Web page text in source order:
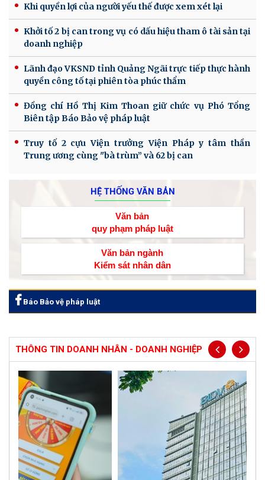
Khi quyền lợi của người yếu thế được xem xét lại
Khởi tố 2 bị can trong vụ có dấu hiệu tham ô tài sản tại
doanh nghiệp
Lãnh đạo VKSND tỉnh Quảng Ngãi trực tiếp thực hành
quyền công tố tại phiên tòa phúc thẩm
Đồng chí Hồ Thị Kim Thoan giữ chức vụ Phó Tổng
Biên tập Báo Bảo vệ pháp luật
Truy tố 2 cựu Viện trưởng Viện Pháp y tâm thần
Trung ương cùng "bà trùm” và 62 bị can
HỆ THỐNG VĂN BẢN
Văn bản
quy phạm pháp luật
Văn bản ngành
Kiểm sát nhân dân
Báo Bảo vệ pháp luật
THÔNG TIN DOANH NHÂN - DOANH NGHIỆP